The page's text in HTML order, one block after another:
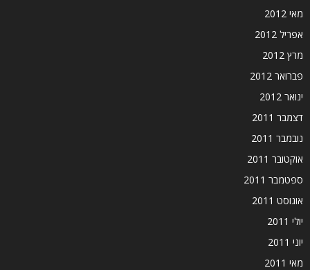
מאי 2012
אפריל 2012
מרץ 2012
פברואר 2012
ינואר 2012
דצמבר 2011
נובמבר 2011
אוקטובר 2011
ספטמבר 2011
אוגוסט 2011
יולי 2011
יוני 2011
מאי 2011